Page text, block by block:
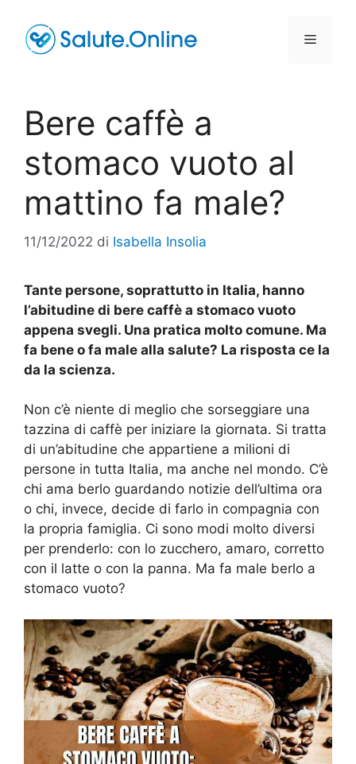
contenuto
Menu
Bere caffè a
stomaco vuoto al
mattino fa male?
11/12/2022 di Isabella Insolia
Tante persone, soprattutto in Italia, hanno
l’abitudine di bere caffè a stomaco vuoto
appena svegli. Una pratica molto comune. Ma
fa bene o fa male alla salute? La risposta ce la
da la scienza.
Non c’è niente di meglio che sorseggiare una
tazzina di caffè per iniziare la giornata. Si tratta
di un’abitudine che appartiene a milioni di
persone in tutta Italia, ma anche nel mondo. C’è
chi ama berlo guardando notizie dell’ultima ora
o chi, invece, decide di farlo in compagnia con
la propria famiglia. Ci sono modi molto diversi
per prenderlo: con lo zucchero, amaro, corretto
con il latte o con la panna. Ma fa male berlo a
stomaco vuoto?